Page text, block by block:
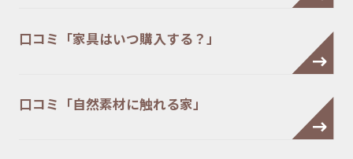
口コミ「家具はいつ購入する？」
口コミ「自然素材に触れる家」